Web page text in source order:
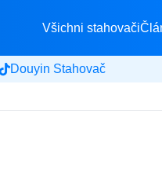
Všichni stahovači
Douyin Stahovač